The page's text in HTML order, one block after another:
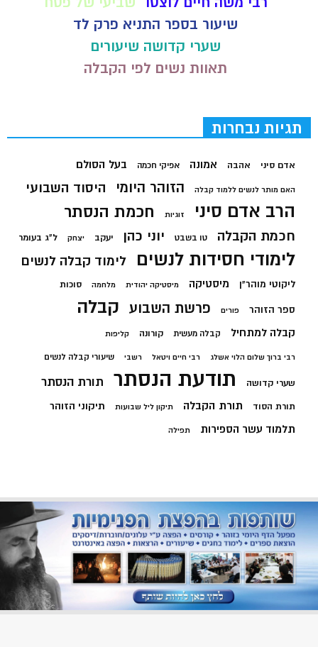
שיעור בספר התניא פרק לד
שערי קדושה שיעורים
תאוות נשים לפי הקבלה
תגיות נבחרות
אדם סיני אהבה אמונה אפיקי חכמה בעל הסולם
האם מותר לנשים ללמוד קבלה הזוהר היומי היסוד השבועי
הרב אדם סיני זוגיות חכמת הנסתר
חכמת הקבלה טו בשבט יוני כהן יעקב יצחק ל"ג בעומר
לימודי חסידות לנשים לימוד קבלה לנשים
ליקוטי מוהר"ן מיסטיקה מיסטיקה יהודית מלחמה סוכות
ספר הזוהר פורים פרשת השבוע קבלה
קבלה למתחיל קבלה מעשית קורונה קליפות
רבי ברוך שלום הלוי אשלג רבי חיים ויטאל רשבי שיעורי קבלה לנשים
שערי קדושה תודעת הנסתר תורת הנסתר
תורת הסוד תורת הקבלה תיקון ליל שבועות תיקוני הזוהר
תלמוד עשר הספירות תפילה